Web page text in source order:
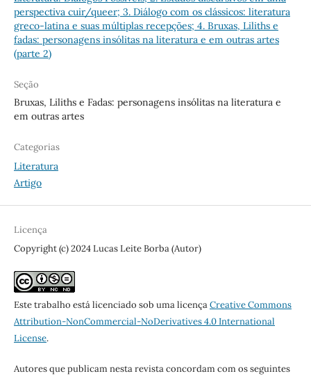
perspectiva cuir/queer; 3. Diálogo com os clássicos: literatura
greco-latina e suas múltiplas recepções; 4. Bruxas, Liliths e
fadas: personagens insólitas na literatura e em outras artes
(parte 2)
Seção
Bruxas, Liliths e Fadas: personagens insólitas na literatura e
em outras artes
Categorias
Literatura
Artigo
Licença
Copyright (c) 2024 Lucas Leite Borba (Autor)
Este trabalho está licenciado sob uma licençaCreative Commons
Attribution-NonCommercial-NoDerivatives 4.0 International
License.
Autores que publicam nesta revista concordam com os seguintes